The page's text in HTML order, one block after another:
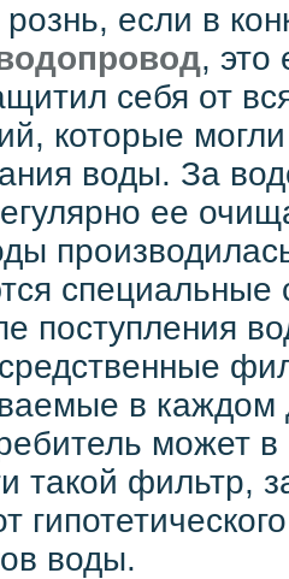
если в
, это
себя от
которые
воды. За
ее
поступления
в
может
такой фильтр,
воды.